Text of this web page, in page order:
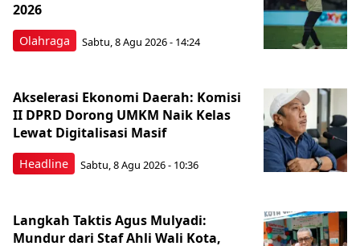
Olahraga
2026
Sabtu, 8 Agu 2026 - 14:24
Headline
Akselerasi Ekonomi Daerah: Komisi
II DPRD Dorong UMKM Naik Kelas
Lewat Digitalisasi Masif
Sabtu, 8 Agu 2026 - 10:36
Langkah Taktis Agus Mulyadi:
Mundur dari Staf Ahli Wali Kota,